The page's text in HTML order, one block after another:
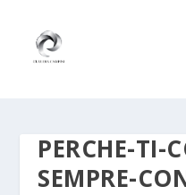
PERCHE-TI-
SEMPRE-